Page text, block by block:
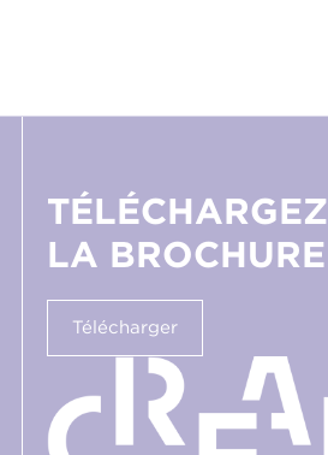
TÉLÉCHARGEZ
LA BROCHURE
Télécharger